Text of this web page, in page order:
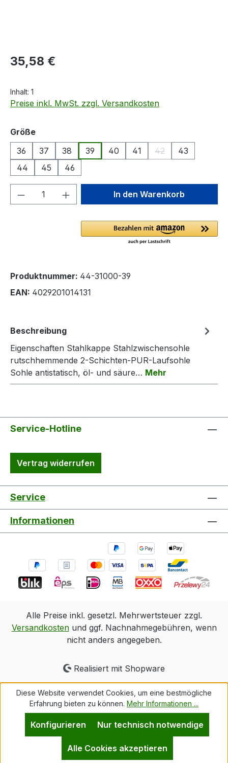
Regulärer Preis:
35,58 €
Inhalt: 1
Preise inkl. MwSt. zzgl. Versandkosten
Größeauswählen
36
37 38 39 40 41 42
(Diese Option ist
43
44
45 46
Produkt Anzahl: Gib denIn den Warenkorb
Produktnummer: 44-31000-39
EAN: 4029201014131
Beschreibung
Eigenschaften Stahlkappe Stahlzwischensohle
rutschhemmende 2-Schichten-PUR-Laufsohle
Sohle antistatisch, öl- und säure… Mehr
Service-Hotline
Vertrag widerrufen
Service
Informationen
Alle Preise inkl. gesetzl. Mehrwertsteuer zzgl.
Versandkostenund ggf. Nachnahmegebühren, wenn
nicht anders angegeben.
Realisiert mit Shopware
Diese Website verwendet Cookies, um eine bestmögliche
Erfahrung bieten zu können. Mehr Informationen ...
Nur technisch notwendige
Konfigurieren
Alle Cookies akzeptieren